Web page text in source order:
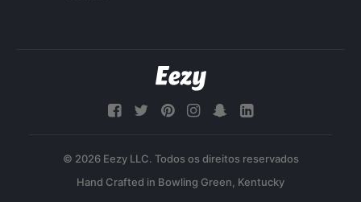
© 2026 Eezy LLC. Todos os direitos reservados